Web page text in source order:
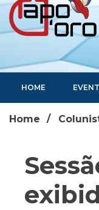
Portal de Notícias
HOME
Home